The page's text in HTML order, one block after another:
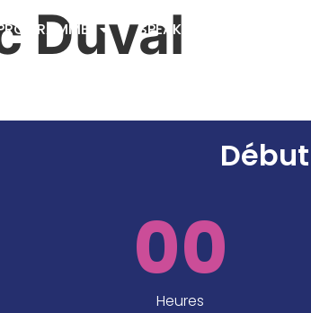
SPEAKERS
Duval
00
Heures